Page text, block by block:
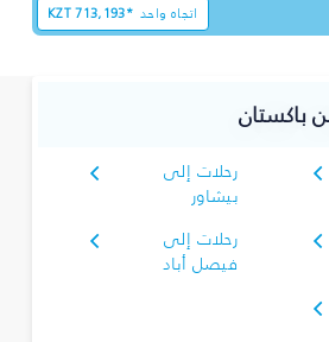
اتجاه واحد KZT713,193*
باكستان
رحلات إلى
بيشاور
رحلات إلى
فيصل أباد